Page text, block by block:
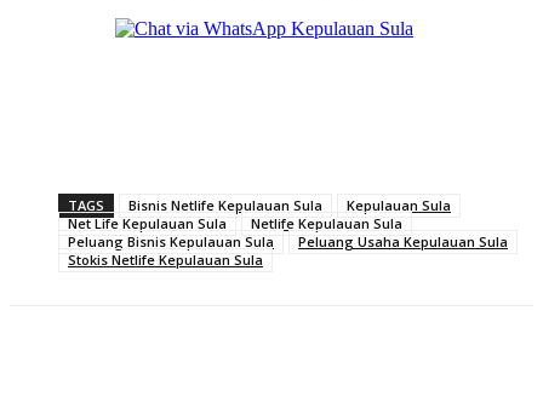
TAGS Bisnis Netlife Kepulauan Sula
Kepulauan Sula
Net Life Kepulauan Sula
Netlife Kepulauan Sula
Peluang Bisnis Kepulauan Sula
Peluang Usaha Kepulauan Sula
Stokis Netlife Kepulauan Sula